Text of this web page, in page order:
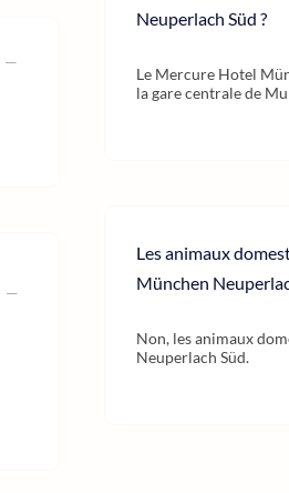
Neuperlach Süd ?
Le Mercure Hotel
la gare centrale de
Les animaux
München
Non, les animaux
Neuperlach Süd.